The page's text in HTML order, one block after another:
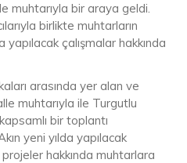
muhtarıyla bir araya geldi.
birlikte muhtarların
çalışmalar hakkında
arasında yer alan ve
muhtarıyla ile Turgutlu
bir toplantı
yeni yılda yapılacak
hakkında muhtarlara